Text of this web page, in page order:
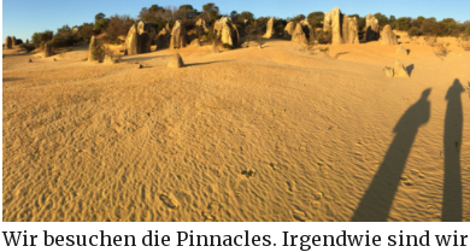
Wir besuchen die Pinnacles. Irgendwie sind